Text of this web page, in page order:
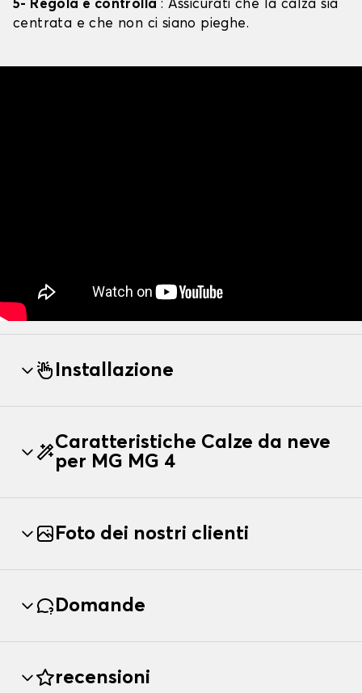
5- Regola e controlla : Assicurati che la calza sia
centrata e che non ci siano pieghe.
Installazione
Caratteristiche Calze da neve
per MG MG 4
Foto dei nostri clienti
Domande
recensioni